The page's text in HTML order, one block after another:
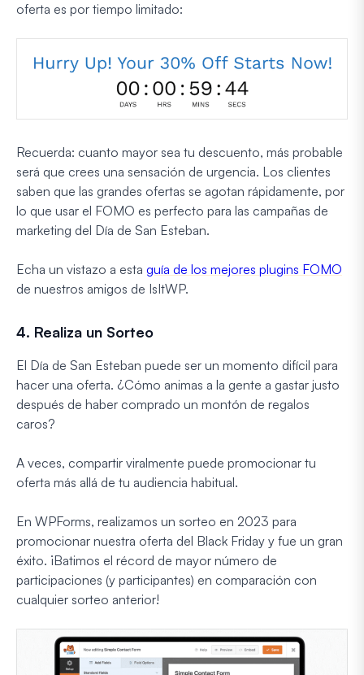
oferta es por tiempo limitado:
Recuerda: cuanto mayor sea tu descuento, más probable
será que crees una sensación de urgencia. Los clientes
saben que las grandes ofertas se agotan rápidamente, por
lo que usar el FOMO es perfecto para las campañas de
marketing del Día de San Esteban.
Echa un vistazo a esta guía de los mejores plugins FOMO
de nuestros amigos de IsItWP.
4. Realiza un Sorteo
El Día de San Esteban puede ser un momento difícil para
hacer una oferta. ¿Cómo animas a la gente a gastar justo
después de haber comprado un montón de regalos
caros?
A veces, compartir viralmente puede promocionar tu
oferta más allá de tu audiencia habitual.
En WPForms, realizamos un sorteo en 2023 para
promocionar nuestra oferta del Black Friday y fue un gran
éxito. ¡Batimos el récord de mayor número de
participaciones (y participantes) en comparación con
cualquier sorteo anterior!